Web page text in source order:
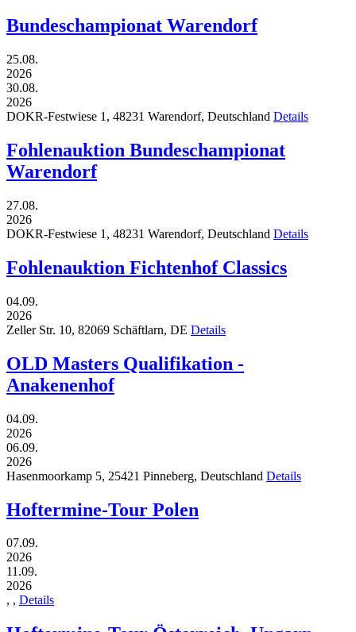
Bundeschampionat Warendorf
25.08.
2026
30.08.
2026
DOKR-Festwiese 1, 48231 Warendorf, Deutschland Details
Fohlenauktion Bundeschampionat
Warendorf
27.08.
2026
DOKR-Festwiese 1, 48231 Warendorf, Deutschland Details
Fohlenauktion Fichtenhof Classics
04.09.
2026
Zeller Str. 10, 82069 Schäftlarn, DE Details
OLD Masters Qualifikation -
Anakenenhof
04.09.
2026
06.09.
2026
Hasenmoorkamp 5, 25421 Pinneberg, Deutschland Details
Hoftermine-Tour Polen
07.09.
2026
11.09.
2026
, , Details